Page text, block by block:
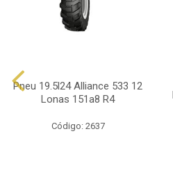
Pneu 19.5l24 Alliance 533 12
Lonas 151a8 R4
Código: 2637